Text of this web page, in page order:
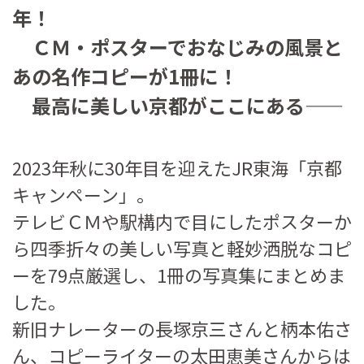
年！
ＣＭ・ポスターでおなじみの風景と
あの名作コピーが1冊に！
最高に美しい京都がここにある――
2023年秋に30年目を迎えたJR東海「京都
キャンペーン」。
テレビＣＭや駅構内で目にしたポスターか
ら四季折々の美しい写真と軽妙洒脱なコピ
ーを79点厳選し、1冊の写真集にまとめま
した。
新旧ナレーターの長塚京三さんと柄本佑さ
ん、コピーライターの太田恵美さんからは